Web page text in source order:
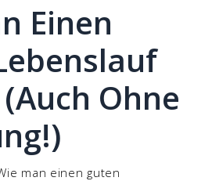
Einen
Ohne
man einen guten